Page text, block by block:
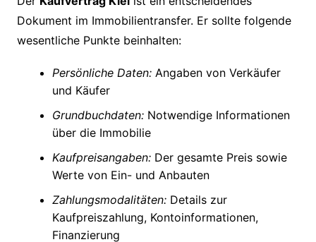
Dokument im Immobilientransfer. Er sollte folgende
wesentliche Punkte beinhalten:
Persönliche Daten:Angaben von Verkäufer
und Käufer
Grundbuchdaten:Notwendige Informationen
über die Immobilie
Kaufpreisangaben:Der gesamte Preis sowie
Werte von Ein- und Anbauten
Zahlungsmodalitäten:Details zur
Kaufpreiszahlung, Kontoinformationen,
Finanzierung